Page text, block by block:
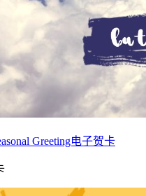
Greeting电子贺卡